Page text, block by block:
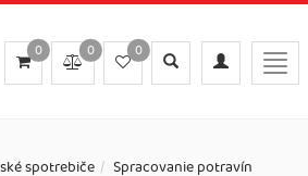
Toggle
navigation
Toggle
search
0
0
0
spotrebiče
Spracovanie potravín